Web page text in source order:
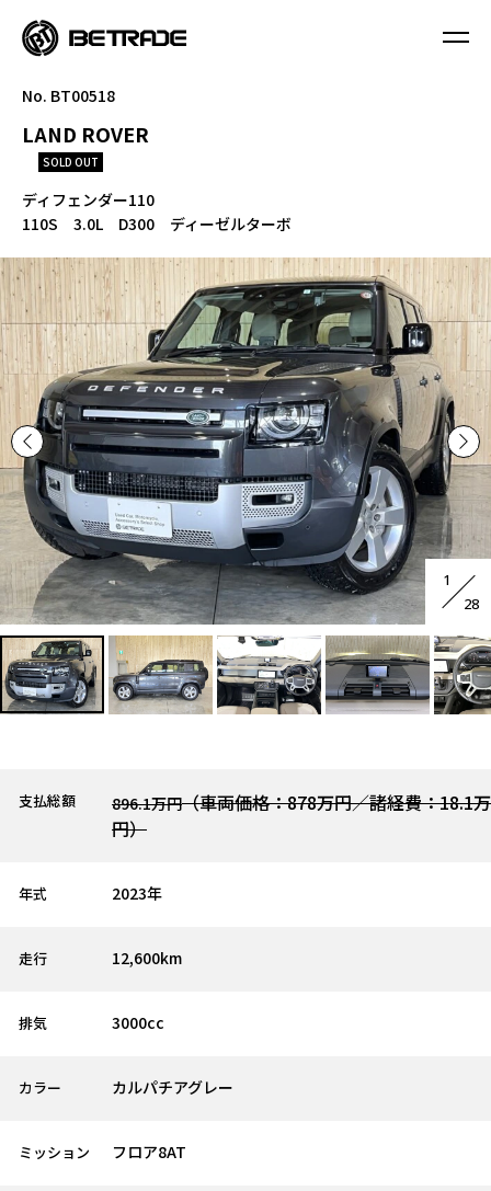
No. BT00518
LAND ROVER
SOLD OUT
ディフェンダー110
110S 3.0L D300 ディーゼルターボ
1
28
支払総額 896.1万円（車両価格：878万円／諸経費：18.1万
円）
年式 2023年
走行 12,600km
排気 3000cc
カラー カルパチアグレー
ミッション フロア8AT